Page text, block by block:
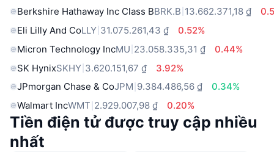
Berkshire Hathaway Inc Class BBRK.B 13.662.371,18 ₫
Eli Lilly And CoLLY 31.075.261,43 ₫
0.52%
Micron Technology IncMU 23.058.335,31 ₫
0.44%
SK HynixSKHY 3.620.151,67 ₫
3.92%
JPmorgan Chase & CoJPM 9.384.486,56 ₫
0.34%
Walmart IncWMT 2.929.007,98 ₫ 0.20%
Tiền điện tử được truy cập nhiều
nhất